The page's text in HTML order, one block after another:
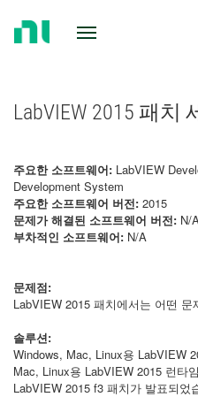
LabVIEW 2015 패치
주요한 소프트웨어: LabVIEW
Development System
주요한 소프트웨어 버전: 2015
문제가 해결된 소프트웨어 버전: N/
부차적인 소프트웨어: N/A
문제점:
LabVIEW 2015 패치에서는 어떤
솔루션:
Windows, Mac, Linux용 LabVIEW
Mac, Linux용 LabVIEW 2015 런타
LabVIEW 2015 f3 패치가 발표되었